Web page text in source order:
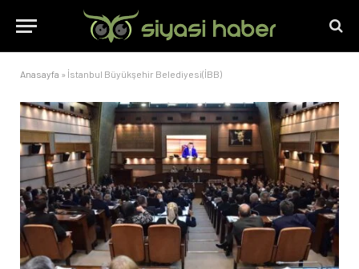
Anasayfa » İstanbul Büyükşehir Belediyesi(İBB)